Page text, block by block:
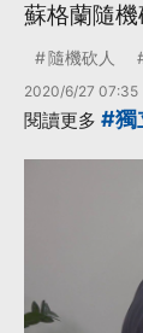
蘇格蘭隨
隨機砍人
2020/6/27 07:35
閱讀更多 #獨